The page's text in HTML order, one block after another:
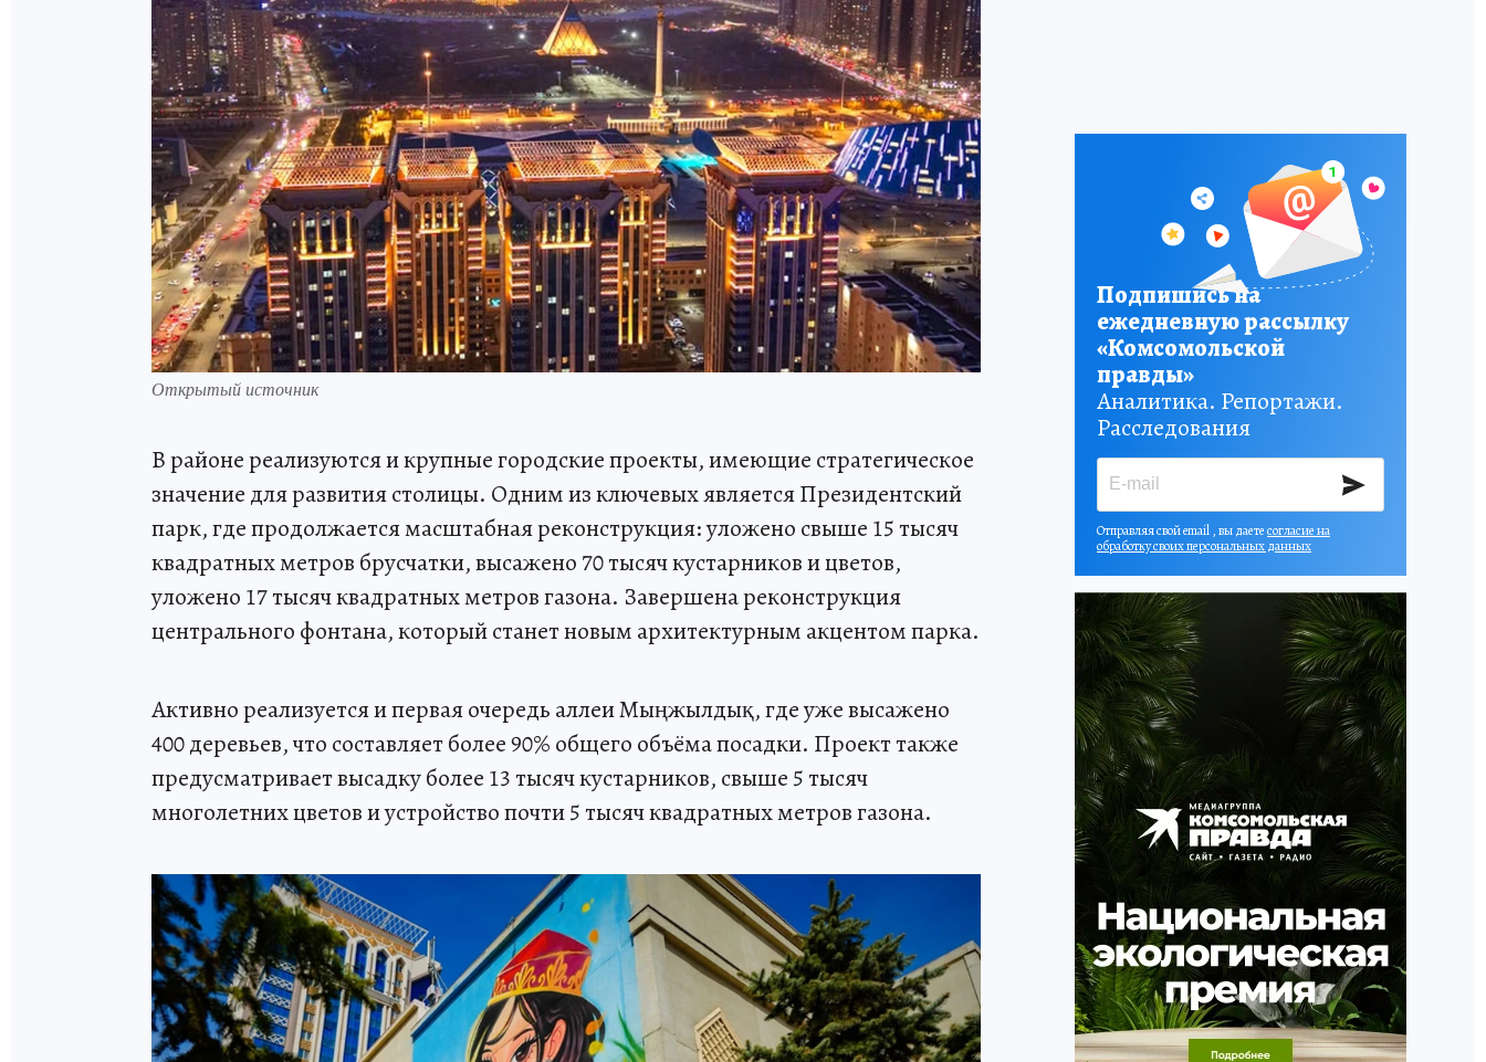
Открытый источник
В районе реализуются и крупные городские проекты, имеющие стратегическое
значение для развития столицы. Одним из ключевых является Президентский
парк, где продолжается масштабная реконструкция: уложено свыше 15 тысяч
квадратных метров брусчатки, высажено 70 тысяч кустарников и цветов,
уложено 17 тысяч квадратных метров газона. Завершена реконструкция
центрального фонтана, который станет новым архитектурным акцентом парка.
Активно реализуется и первая очередь аллеи Мыңжылдық, где уже высажено
400 деревьев, что составляет более 90% общего объёма посадки. Проект также
предусматривает высадку более 13 тысяч кустарников, свыше 5 тысяч
многолетних цветов и устройство почти 5 тысяч квадратных метров газона.
Подпишись на
ежедневную рассылку
«Комсомольской
правды»
Аналитика. Репортажи.
Расследования
Отправляя свой email , вы даетесогласие на
обработку своих персональных данных